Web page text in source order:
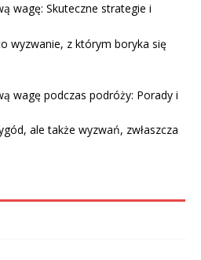
wagę: Skuteczne strategie i
wyzwanie, z którym boryka się
wagę podczas podróży: Porady i
ale także wyzwań, zwłaszcza